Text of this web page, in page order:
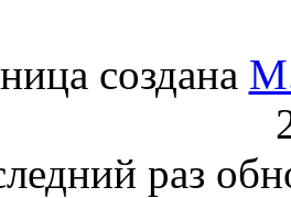
создана
раз